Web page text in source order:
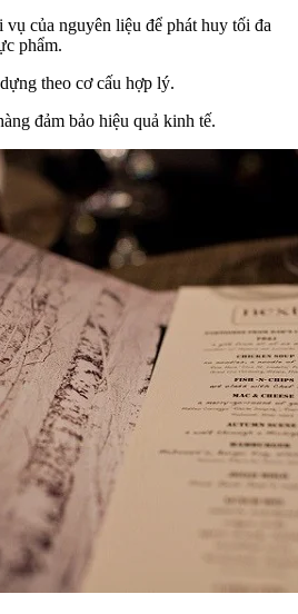
của nguyên liệu để phát huy tối đa
phẩm.
theo cơ cấu hợp lý.
đảm bảo hiệu quả kinh tế.